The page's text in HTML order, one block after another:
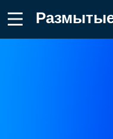
Размытые, размытый фон,